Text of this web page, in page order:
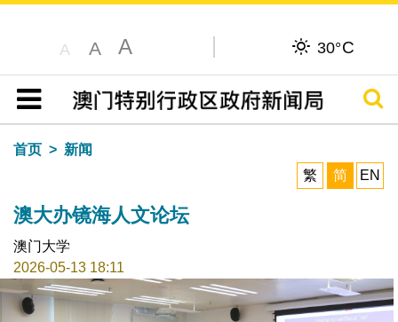
A A A 30°C
目录
搜寻
首页
新闻
繁
简 EN
澳大办镜海人文论坛
澳门大学
2026-05-13 18:11